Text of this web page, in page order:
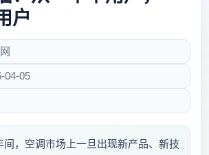
户
04-05
间，空调市场上一旦出现新产品、新技